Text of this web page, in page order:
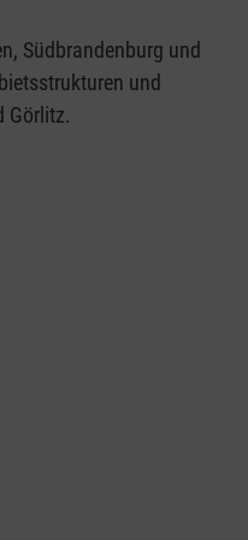
Südbrandenburg und
und
Görlitz.